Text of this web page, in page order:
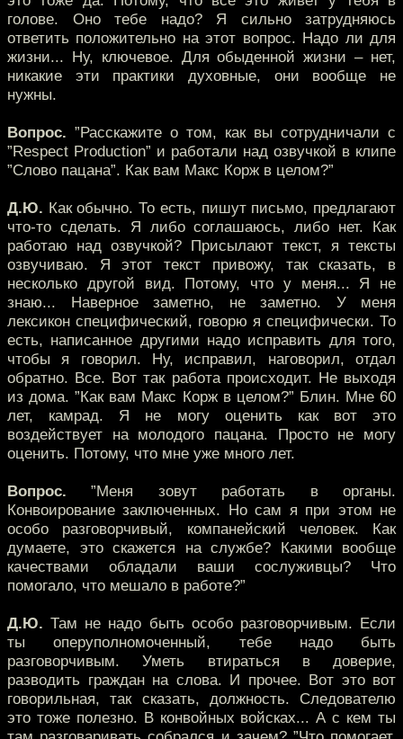
голове. Оно тебе надо? Я сильно затрудняюсь
ответить положительно на этот вопрос. Надо ли для
жизни... Ну, ключевое. Для обыденной жизни – нет,
никакие эти практики духовные, они вообще не
нужны.
Вопрос. ”Расскажите о том, как вы сотрудничали с
”Respect Production” и работали над озвучкой в клипе
”Слово пацана”. Как вам Макс Корж в целом?”
Д.Ю. Как обычно. То есть, пишут письмо, предлагают
что-то сделать. Я либо соглашаюсь, либо нет. Как
работаю над озвучкой? Присылают текст, я тексты
озвучиваю. Я этот текст привожу, так сказать, в
несколько другой вид. Потому, что у меня... Я не
знаю... Наверное заметно, не заметно. У меня
лексикон специфический, говорю я специфически. То
есть, написанное другими надо исправить для того,
чтобы я говорил. Ну, исправил, наговорил, отдал
обратно. Все. Вот так работа происходит. Не выходя
из дома. ”Как вам Макс Корж в целом?” Блин. Мне 60
лет, камрад. Я не могу оценить как вот это
воздействует на молодого пацана. Просто не могу
оценить. Потому, что мне уже много лет.
Вопрос. ”Меня зовут работать в органы.
Конвоирование заключенных. Но сам я при этом не
особо разговорчивый, компанейский человек. Как
думаете, это скажется на службе? Какими вообще
качествами обладали ваши сослуживцы? Что
помогало, что мешало в работе?”
Д.Ю. Там не надо быть особо разговорчивым. Если
ты оперуполномоченный, тебе надо быть
разговорчивым. Уметь втираться в доверие,
разводить граждан на слова. И прочее. Вот это вот
говорильная, так сказать, должность. Следователю
это тоже полезно. В конвойных войсках... А с кем ты